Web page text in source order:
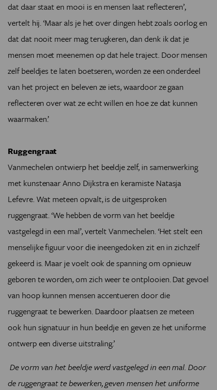
dat daar staat en mooi is en mensen laat reflecteren’,
vertelt hij. ‘Maar als je het over dingen hebt zoals oorlog en
dat dat nooit meer mag terugkeren, dan denk ik dat je
mensen moet meenemen op dat hele traject. Door mensen
zelf beeldjes te laten boetseren, worden ze een onderdeel
van het project en beleven ze iets, waardoor ze gaan
reflecteren over wat ze echt willen en hoe ze dat kunnen
waarmaken.’
Ruggengraat
Vanmechelen ontwierp het beeldje zelf, in samenwerking
met kunstenaar Anno Dijkstra en keramiste Natasja
Lefevre. Wat meteen opvalt, is de uitgesproken
ruggengraat. ‘We hebben de vorm van het beeldje
vastgelegd in een mal’, vertelt Vanmechelen. ‘Het stelt een
menselijke figuur voor die ineengedoken zit en in zichzelf
gekeerd is. Maar je voelt ook de spanning om opnieuw
geboren te worden, om zich weer te ontplooien. Dat gevoel
van hoop kunnen mensen accentueren door die
ruggengraat te bewerken. Daardoor plaatsen ze meteen
ook hun signatuur in hun beeldje en geven ze het uniforme
ontwerp een diverse uitstraling.’
De vorm van het beeldje werd vastgelegd in een mal. Door
de ruggengraat te bewerken, geven mensen het uniforme